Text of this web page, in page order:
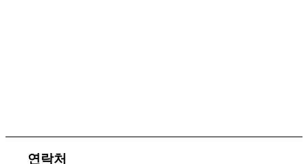
연락처